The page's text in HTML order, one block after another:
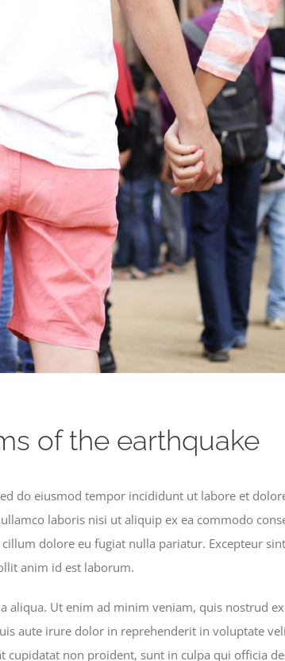
of the earthquake
do eiusmod tempor incididunt ut labore et
laboris nisi ut aliquip ex ea commodo
dolore eu fugiat nulla pariatur. Excepteur
anim id est laborum.
aliqua. Ut enim ad minim veniam, quis nostrud
aute irure dolor in reprehenderit in voluptate
cupidatat non proident, sunt in culpa qui officia